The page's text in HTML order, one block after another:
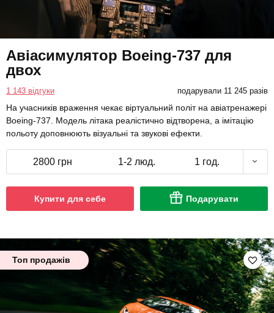
Авіасимулятор Boeing-737 для
двох
1 143 відгуки подарували 11 245 разів
На учасників враження чекає віртуальний політ на авіатренажері
Boeing-737. Модель літака реалістично відтворена, а імітацію
польоту доповнюють візуальні та звукові ефекти.
2800 грн 1-2 люд. 1 год.
Купити для себе Подарувати
Топ продажів